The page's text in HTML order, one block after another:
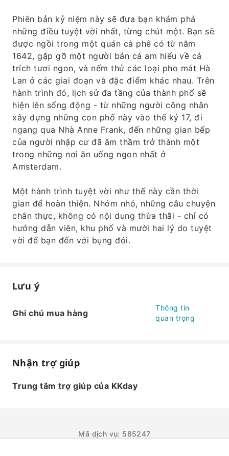
Phiên bản kỷ niệm này sẽ đưa bạn khám phá
những điều tuyệt vời nhất, từng chút một. Bạn sẽ
được ngồi trong một quán cà phê có từ năm
1642, gặp gỡ một người bán cá am hiểu về cá
trích tươi ngon, và nếm thử các loại pho mát Hà
Lan ở các giai đoạn và đặc điểm khác nhau. Trên
hành trình đó, lịch sử đa tầng của thành phố sẽ
hiện lên sống động - từ những người công nhân
xây dựng những con phố này vào thế kỷ 17, đi
ngang qua Nhà Anne Frank, đến những gian bếp
của người nhập cư đã âm thầm trở thành một
trong những nơi ăn uống ngon nhất ở
Amsterdam.
Một hành trình tuyệt vời như thế này cần thời
gian để hoàn thiện. Nhóm nhỏ, những câu chuyện
chân thực, không có nội dung thừa thãi - chỉ có
hướng dẫn viên, khu phố và mười hai lý do tuyệt
vời để bạn đến với bụng đói.
Lưu ý
Ghi chú mua hàng
Thông tin
quan trọng
Nhận trợ giúp
Trung tâm trợ giúp của KKday
Mã dịch vụ: 585247